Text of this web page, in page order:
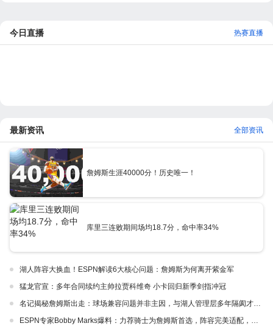
今日直播 热赛直播
最新资讯 全部资讯
詹姆斯生涯40000分！历史唯一！
库里三连败期间场均18.7分，命中率34%
湖人阵容大换血！ESPN解读6大核心问题：詹姆斯为何离开紫金军
猛龙官宣：多年合同续约主帅拉贾科维奇 小卡回归新季剑指冲冠
名记揭秘詹姆斯出走：球场兼容问题并非主因，与湖人管理层多年隔阂才是真正导火索
ESPN专家Bobby Marks爆料：力荐骑士为詹姆斯首选，阵容完美适配，家乡情怀加分